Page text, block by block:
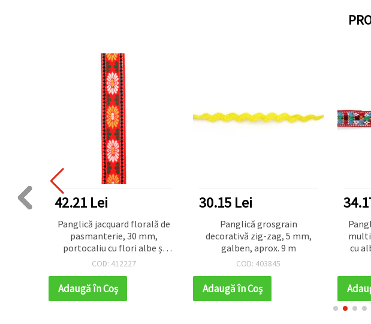
42.21 Lei
Panglică jacquard florală de
pasmanterie, 30 mm,
portocaliu cu flori albe și
galbene – 5 metri
COD: 412227
Adaugă în Coş
30.15 Lei
Panglică grosgrain
decorativă zig-zag, 5 mm,
galben, aprox. 9 m
COD: 403845
Adaugă în Coş
cu